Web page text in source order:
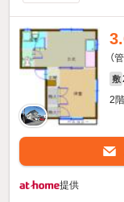
（
敷
2
提供